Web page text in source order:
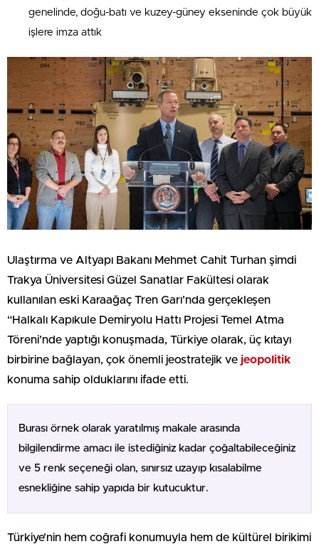
genelinde, doğu-batı ve kuzey-güney ekseninde çok büyük
işlere imza attık
Ulaştırma ve Altyapı Bakanı Mehmet Cahit Turhan şimdi
Trakya Üniversitesi Güzel Sanatlar Fakültesi olarak
kullanılan eski Karaağaç Tren Garı’nda gerçekleşen
“Halkalı Kapıkule Demiryolu Hattı Projesi Temel Atma
Töreni’nde yaptığı konuşmada, Türkiye olarak, üç kıtayı
birbirine bağlayan, çok önemli jeostratejik ve jeopolitik
konuma sahip olduklarını ifade etti.
Burası örnek olarak yaratılmış makale arasında
bilgilendirme amacı ile istediğiniz kadar çoğaltabileceğiniz
ve 5 renk seçeneği olan, sınırsız uzayıp kısalabilme
esnekliğine sahip yapıda bir kutucuktur.
Türkiye’nin hem coğrafi konumuyla hem de kültürel birikimi